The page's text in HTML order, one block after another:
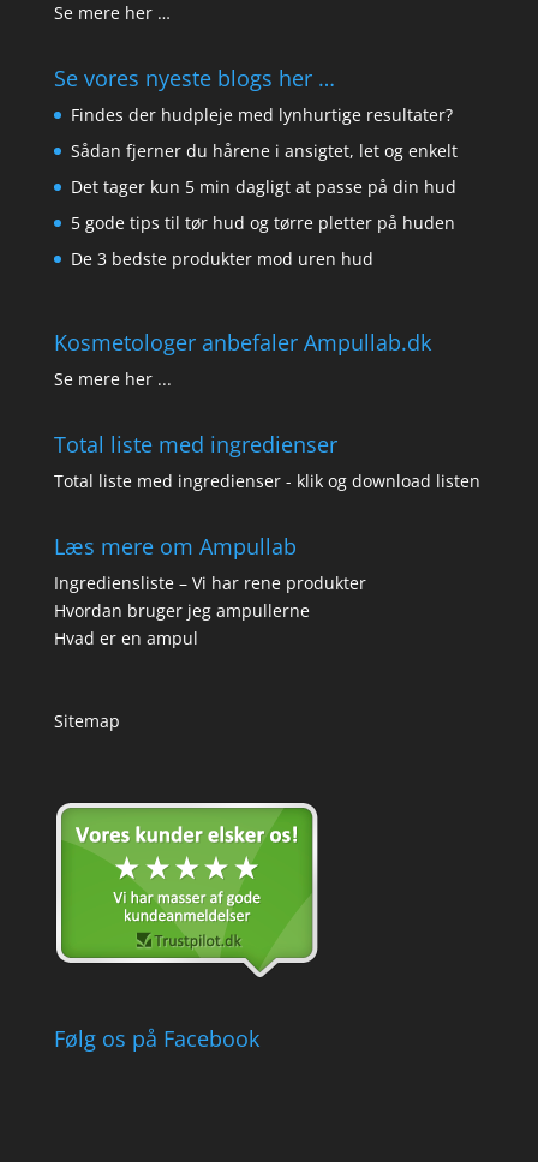
Se mere her …
Se vores nyeste blogs her …
Findes der hudpleje med lynhurtige resultater?
Sådan fjerner du hårene i ansigtet, let og enkelt
Det tager kun 5 min dagligt at passe på din hud
5 gode tips til tør hud og tørre pletter på huden
De 3 bedste produkter mod uren hud
Kosmetologer anbefaler Ampullab.dk
Se mere her ...
Total liste med ingredienser
Total liste med ingredienser - klik og download listen
Læs mere om Ampullab
Ingrediensliste – Vi har rene produkter
Hvordan bruger jeg ampullerne
Hvad er en ampul
Sitemap
Følg os på Facebook